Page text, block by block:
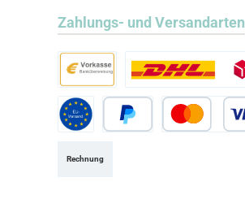
Zahlungs- und Versandarten
Vorkasse
Rechnung
Standard